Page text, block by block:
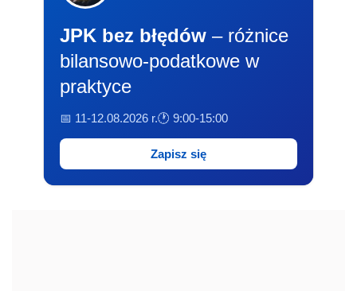
JPK bez błędów – różnice
bilansowo-podatkowe w
praktyce
📅 11-12.08.2026 r.🕐 9:00-15:00
Zapisz się